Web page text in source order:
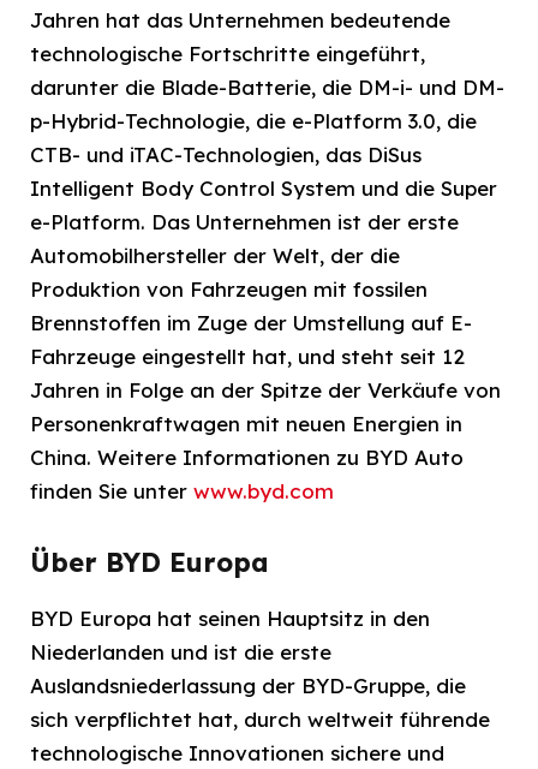
Jahren hat das Unternehmen bedeutende
technologische Fortschritte eingeführt,
darunter die Blade-Batterie, die DM-i- und DM-
p-Hybrid-Technologie, die e-Platform 3.0, die
CTB- und iTAC-Technologien, das DiSus
Intelligent Body Control System und die Super
e-Platform. Das Unternehmen ist der erste
Automobilhersteller der Welt, der die
Produktion von Fahrzeugen mit fossilen
Brennstoffen im Zuge der Umstellung auf E-
Fahrzeuge eingestellt hat, und steht seit 12
Jahren in Folge an der Spitze der Verkäufe von
Personenkraftwagen mit neuen Energien in
China. Weitere Informationen zu BYD Auto
finden Sie unter www.byd.com
Über BYD Europa
BYD Europa hat seinen Hauptsitz in den
Niederlanden und ist die erste
Auslandsniederlassung der BYD-Gruppe, die
sich verpflichtet hat, durch weltweit führende
technologische Innovationen sichere und